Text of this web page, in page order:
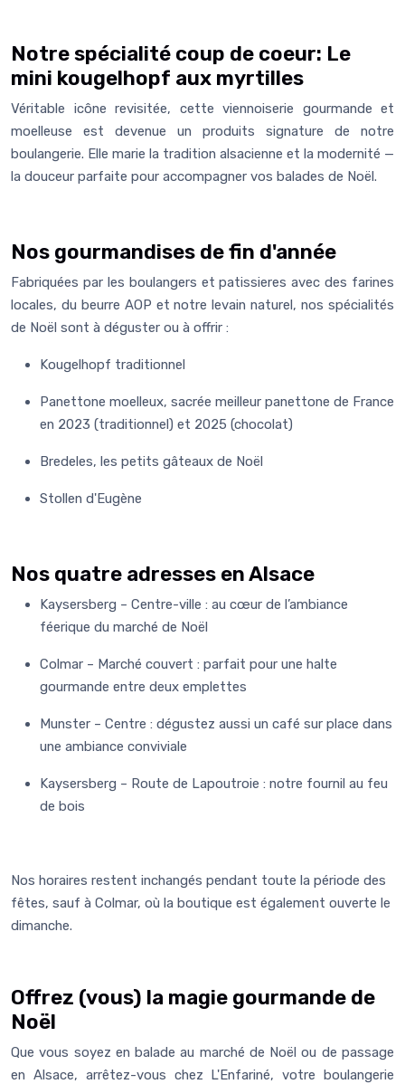
Notre spécialité coup de coeur: Le
mini kougelhopf aux myrtilles
Véritable icône revisitée, cette viennoiserie gourmande et
moelleuse est devenue un produits signature de notre
boulangerie. Elle marie la tradition alsacienne et la modernité —
la douceur parfaite pour accompagner vos balades de Noël.
Nos gourmandises de fin d'année
Fabriquées par les boulangers et patissieres avec des farines
locales, du beurre AOP et notre levain naturel, nos spécialités
de Noël sont à déguster ou à offrir :
Kougelhopf traditionnel
Panettone moelleux, sacrée meilleur panettone de France
en 2023 (traditionnel) et 2025 (chocolat)
Bredeles, les petits gâteaux de Noël
Stollen d'Eugène
Nos quatre adresses en Alsace
Kaysersberg – Centre-ville : au cœur de l’ambiance
féerique du marché de Noël
Colmar – Marché couvert : parfait pour une halte
gourmande entre deux emplettes
Munster – Centre : dégustez aussi un café sur place dans
une ambiance conviviale
Kaysersberg – Route de Lapoutroie : notre fournil au feu
de bois
Nos horaires restent inchangés pendant toute la période des
fêtes, sauf à Colmar, où la boutique est également ouverte le
dimanche.
Offrez (vous) la magie gourmande de
Noël
Que vous soyez en balade au marché de Noël ou de passage
en Alsace, arrêtez-vous chez L'Enfariné, votre boulangerie